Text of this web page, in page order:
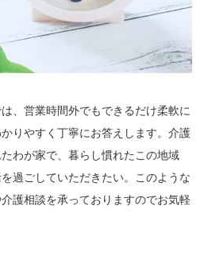
、営業時間外でもできるだけ柔軟に
りやすく丁寧にお答えします。介護
わが家で、暮らし慣れたこの地域
過ごしていただきたい。このような
護相談を承っておりますのでお気軽